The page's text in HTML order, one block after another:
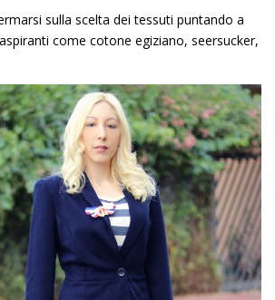
sulla scelta dei tessuti puntando a
come cotone egiziano, seersucker,